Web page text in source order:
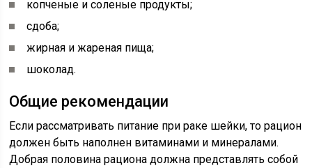
копченые и соленые продукты;
сдоба;
жирная и жареная пища;
шоколад.
Общие рекомендации
Если рассматривать питание при раке шейки, то рацион
должен быть наполнен витаминами и минералами.
Добрая половина рациона должна представлять собой